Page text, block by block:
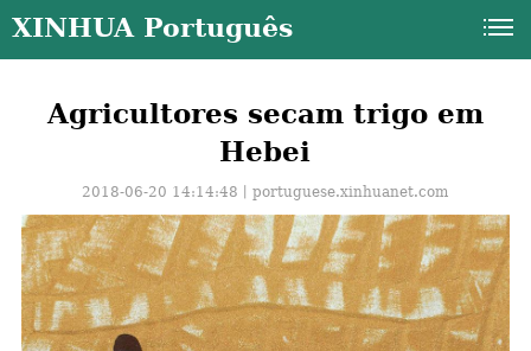
XINHUA Português
Agricultores secam trigo em
Hebei
2018-06-20 14:14:48丨portuguese.xinhuanet.com